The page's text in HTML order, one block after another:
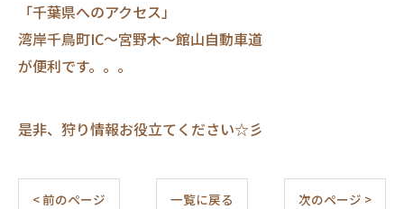
「千葉県へのアクセス」
湾岸千鳥町IC～宮野木～館山自動車道
が便利です。。。
是非、狩り情報お役立てください☆彡
< 前のページ 一覧に戻る 次のページ >